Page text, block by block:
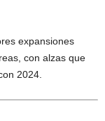
expansiones
con alzas que
2024.